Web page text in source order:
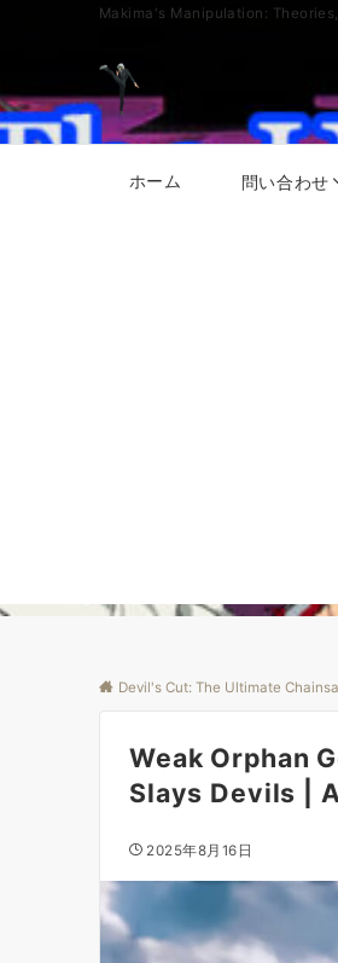
Makima's Manipulation:
ホーム 問い合わせ
Devil's Cut: The Ultimate
Weak Orphan
Slays Devils |
2025年8月16日